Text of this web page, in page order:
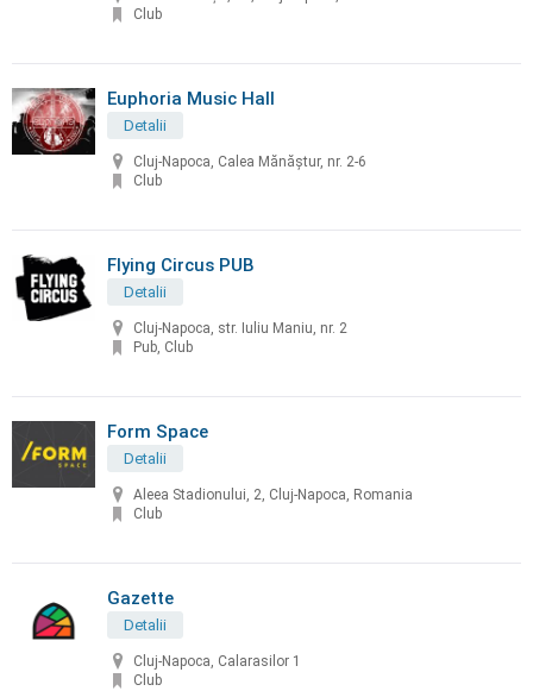
Club
Euphoria Music Hall
Detalii
Cluj-Napoca, Calea Mănăştur, nr. 2-6
Club
Flying Circus PUB
Detalii
Cluj-Napoca, str. Iuliu Maniu, nr. 2
Pub, Club
Form Space
Detalii
Aleea Stadionului, 2, Cluj-Napoca, Romania
Club
Gazette
Detalii
Cluj-Napoca, Calarasilor 1
Club